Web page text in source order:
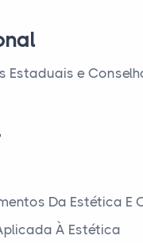
Estaduais e
Da Estética E
À Estética